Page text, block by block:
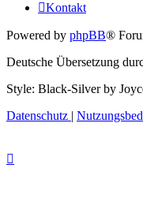
Kontakt
Powered by phpBB®
Deutsche Übersetzung
Style: Black-Silver by
Datenschutz |